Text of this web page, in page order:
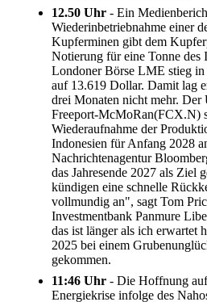
12.50 Uhr - Ein
Wiederinbetriebnahme einer
Kupferminen gibt dem
Notierung für eine Tonne des
Londoner Börse LME stieg in
auf 13.619 Dollar. Damit lag
drei Monaten nicht mehr. Der
Freeport-McMoRan(FCX.N)
Wiederaufnahme der
Indonesien für Anfang 2028
Nachrichtenagentur
das Jahresende 2027 als Ziel
kündigen eine schnelle
vollmundig an", sagt Tom
Investmentbank Panmure
das ist länger als ich erwartet
2025 bei einem
gekommen.
11:46 Uhr - Die Hoffnung
Energiekrise infolge des